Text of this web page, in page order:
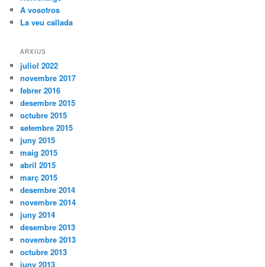
A vosotros
La veu callada
ARXIUS
juliol 2022
novembre 2017
febrer 2016
desembre 2015
octubre 2015
setembre 2015
juny 2015
maig 2015
abril 2015
març 2015
desembre 2014
novembre 2014
juny 2014
desembre 2013
novembre 2013
octubre 2013
juny 2013